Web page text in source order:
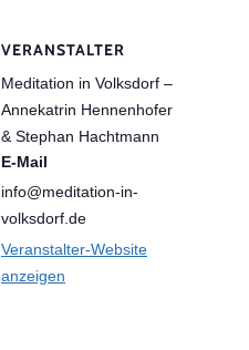
VERANSTALTER
Meditation in Volksdorf –
Annekatrin Hennenhofer
& Stephan Hachtmann
E-Mail
info@meditation-in-
volksdorf.de
Veranstalter-Website
anzeigen